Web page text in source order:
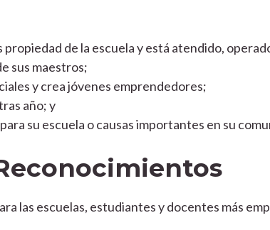
propiedad de la escuela y está atendido,
sus maestros;
y crea jóvenes emprendedores;
año; y
su escuela o causas importantes en su
las escuelas, estudiantes y docentes más